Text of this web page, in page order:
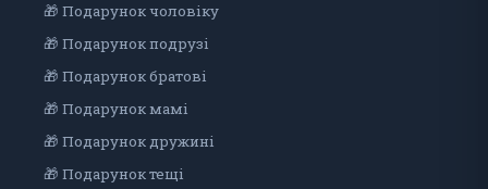
🎁 Подарунок чоловіку
🎁 Подарунок подрузі
🎁 Подарунок братові
🎁 Подарунок мамі
🎁 Подарунок дружині
🎁 Подарунок тещі